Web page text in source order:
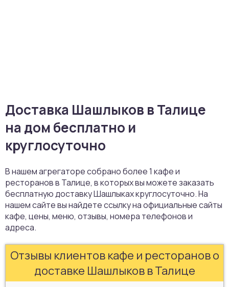
Доставка Шашлыков в Талице
на дом бесплатно и
круглосуточно
В нашем агрегаторе собрано более 1 кафе и
ресторанов в Талице, в которых вы можете заказать
бесплатную доставку Шашлыках круглосуточно. На
нашем сайте вы найдете ссылку на официальные сайты
кафе, цены, меню, отзывы, номера телефонов и
адреса.
Отзывы клиентов кафе и ресторанов о
доставке Шашлыков в Талице